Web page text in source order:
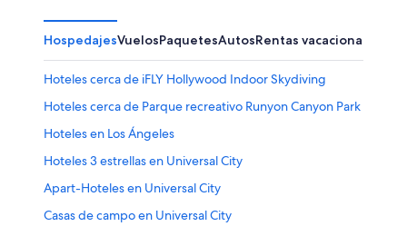
HospedajesVuelosPaquetesAutosRentas vacacionales
Hoteles cerca de iFLY Hollywood Indoor Skydiving
Hoteles cerca de Parque recreativo Runyon Canyon Park
Hoteles en Los Ángeles
Hoteles 3 estrellas en Universal City
Apart-Hoteles en Universal City
Casas de campo en Universal City